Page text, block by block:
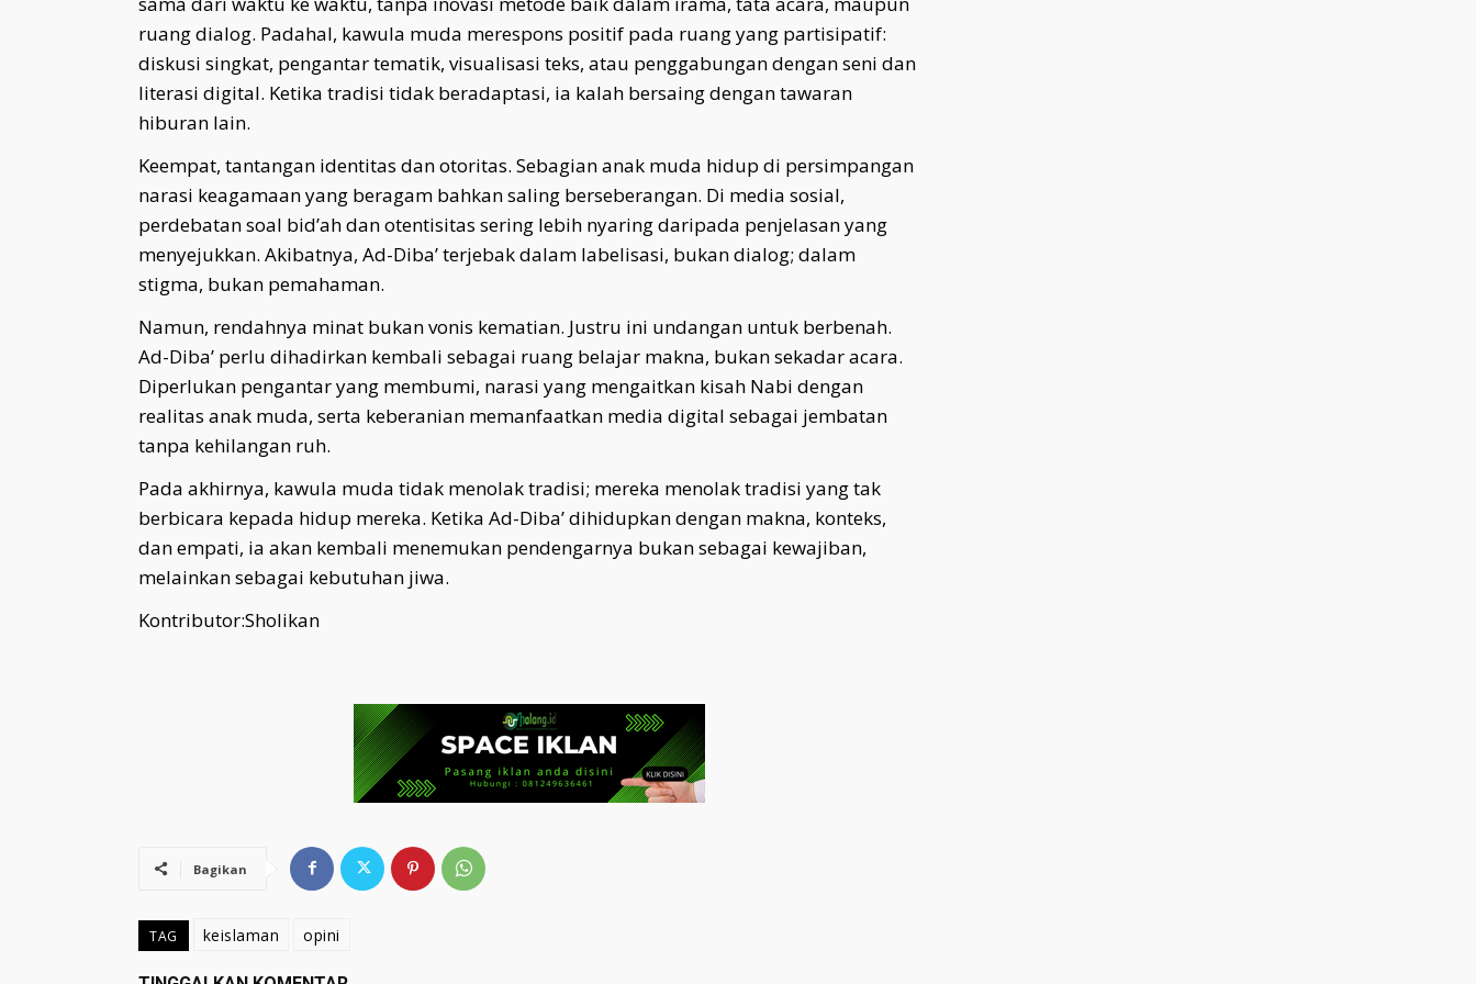
ruang dialog. Padahal, kawula muda merespons positif pada ruang yang partisipatif:
diskusi singkat, pengantar tematik, visualisasi teks, atau penggabungan dengan seni dan
literasi digital. Ketika tradisi tidak beradaptasi, ia kalah bersaing dengan tawaran
hiburan lain.
Keempat, tantangan identitas dan otoritas. Sebagian anak muda hidup di persimpangan
narasi keagamaan yang beragam bahkan saling berseberangan. Di media sosial,
perdebatan soal bid’ah dan otentisitas sering lebih nyaring daripada penjelasan yang
menyejukkan. Akibatnya, Ad-Diba’ terjebak dalam labelisasi, bukan dialog; dalam
stigma, bukan pemahaman.
Namun, rendahnya minat bukan vonis kematian. Justru ini undangan untuk berbenah.
Ad-Diba’ perlu dihadirkan kembali sebagai ruang belajar makna, bukan sekadar acara.
Diperlukan pengantar yang membumi, narasi yang mengaitkan kisah Nabi dengan
realitas anak muda, serta keberanian memanfaatkan media digital sebagai jembatan
tanpa kehilangan ruh.
Pada akhirnya, kawula muda tidak menolak tradisi; mereka menolak tradisi yang tak
berbicara kepada hidup mereka. Ketika Ad-Diba’ dihidupkan dengan makna, konteks,
dan empati, ia akan kembali menemukan pendengarnya bukan sebagai kewajiban,
melainkan sebagai kebutuhan jiwa.
Kontributor:Sholikan
Bagikan
TAG keislaman opini